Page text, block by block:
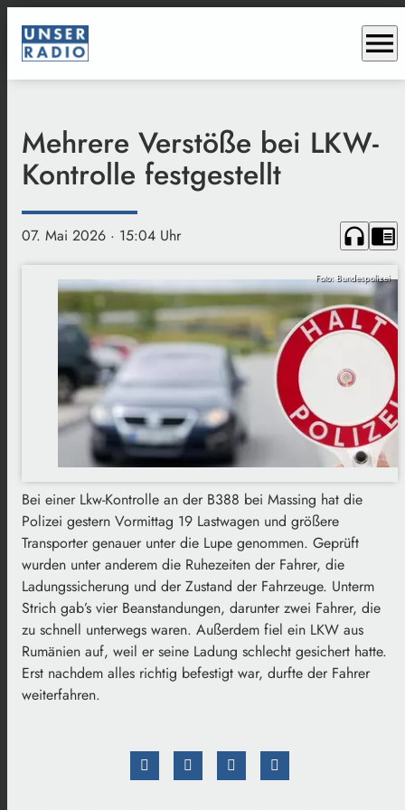
menu
Mehrere Verstöße bei LKW-
Kontrolle festgestellt
07. Mai 2026 · 15:04 Uhr headphones chrome_reader_mode
Foto: Bundespolizei
Bei einer Lkw-Kontrolle an der B388 bei Massing hat die
Polizei gestern Vormittag 19 Lastwagen und größere
Transporter genauer unter die Lupe genommen. Geprüft
wurden unter anderem die Ruhezeiten der Fahrer, die
Ladungssicherung und der Zustand der Fahrzeuge. Unterm
Strich gab’s vier Beanstandungen, darunter zwei Fahrer, die
zu schnell unterwegs waren. Außerdem fiel ein LKW aus
Rumänien auf, weil er seine Ladung schlecht gesichert hatte.
Erst nachdem alles richtig befestigt war, durfte der Fahrer
weiterfahren.